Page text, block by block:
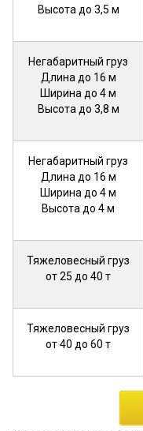
Высота до 3,5 м
Негабаритный груз
Длина до 16 м
Ширина до 4 м
Высота до 3,8 м
Негабаритный груз
Длина до 16 м
Ширина до 4 м
Высота до 4 м
Тяжеловесный груз
от 25 до 40 т
Тяжеловесный груз
от 40 до 60 т